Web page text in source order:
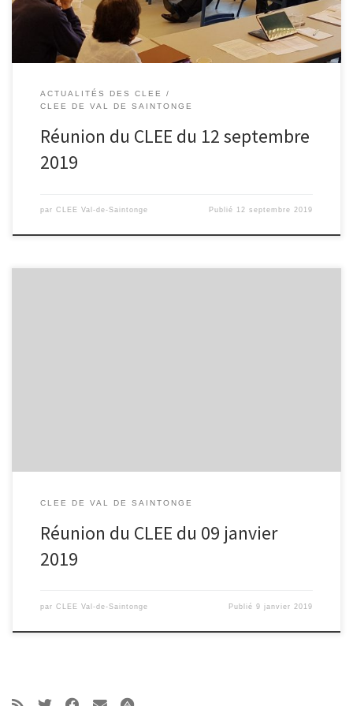
ACTUALITÉS DES CLEE
CLEE DE VAL DE SAINTONGE
Réunion du CLEE du 12 septembre
2019
par CLEE Val-de-Saintonge Publié 12 septembre 2019
CLEE DE VAL DE SAINTONGE
Réunion du CLEE du 09 janvier
2019
par CLEE Val-de-Saintonge Publié9 janvier 2019